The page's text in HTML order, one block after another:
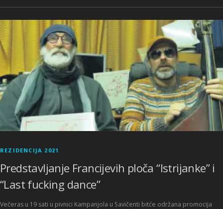
REZIDENCIJA 2021
Predstavljanje Francijevih ploča “Istrijanke” i
“Last fucking dance”
Večeras u 19 sati u pivnici Kampanjola u Savičenti bitće održana promocija